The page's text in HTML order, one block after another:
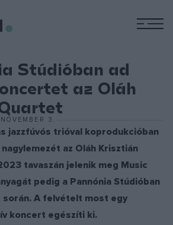
Stúdióban ad
az Oláh
3.
jazzfúvós trióval koprodukcióban
az Oláh Krisztián
tavaszán jelenik meg Music
pedig a Pannónia Stúdióban
A felvételt most egy
koncert egészíti ki.